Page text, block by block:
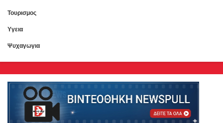
Τουρισμος
Υγεια
Ψυχαγωγια